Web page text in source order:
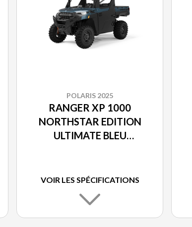
POLARIS 2025
RANGER XP 1000
NORTHSTAR EDITION
ULTIMATE BLEU
VOIR LES SPÉCIFICATIONS